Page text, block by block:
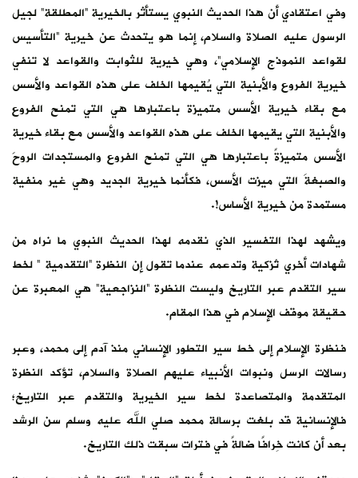
وفي اعتقادي أن هذا الحديث النبوي يستأثر بالخيرية “المطلقة” لجيل
الرسول عليه الصلاة والسلام، إنما هو يتحدث عن خيرية “التأسيس
لقواعد النموذج الإسلامي”، وهي خيرية للثوابت والقواعد لا تنفي
خيرية الفروع والأبنية التي يُقيمها الخلف على هذه القواعد والأسس
مع بقاء خيرية الأسس متميزة باعتبارها هي التي تمنح الفروع
والأبنية التي يقيمها الخلف على هذه القواعد والأسس مع بقاء خيرية
الأسس متميزةً باعتبارها هي التي تمنح الفروع والمستجدات الروحَ
والصبغةَ التي ميزت الأسس، فكأنما خيرية الجديد وهي غير منفية
مستمدة من خيرية الأساس!.
ويشهد لهذا التفسير الذي نقدمه لهذا الحديث النبوي ما نراه من
شهادات أخري تُزكية وتدعمه عندما تقول إن النظرة “التقدمية ” لخط
سير التقدم عبر التاريخ وليست النظرة “النزاجعية” هي المعبرة عن
حقيقة موقف الإسلام في هذا المقام.
فنظرة الإسلام إلى خط سير التطور الإنساني منذ آدم إلى محمد، وعبر
رسالات الرسل ونبوات الأنبياء عليهم الصلاة والسلام، تؤكد النظرة
المتقدمة والمتصاعدة لخط سير الخيرية والتقدم عبر التاريخ؛
فالإنسانية قد بلغت برسالة محمد صلي الله عليه وسلم سن الرشد
بعد أن كانت خِرافًا ضالةً في فترات سبقت ذلك التاريخ.